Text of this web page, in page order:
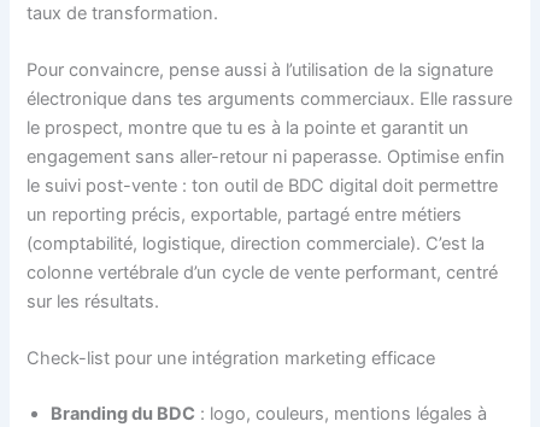
taux de transformation.
Pour convaincre, pense aussi à l’utilisation de la signature
électronique dans tes arguments commerciaux. Elle rassure
le prospect, montre que tu es à la pointe et garantit un
engagement sans aller-retour ni paperasse. Optimise enfin
le suivi post-vente : ton outil de BDC digital doit permettre
un reporting précis, exportable, partagé entre métiers
(comptabilité, logistique, direction commerciale). C’est la
colonne vertébrale d’un cycle de vente performant, centré
sur les résultats.
Check-list pour une intégration marketing efficace
Branding du BDC : logo, couleurs, mentions légales à